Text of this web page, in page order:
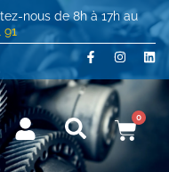
nous de 8h à 17h au
91
0